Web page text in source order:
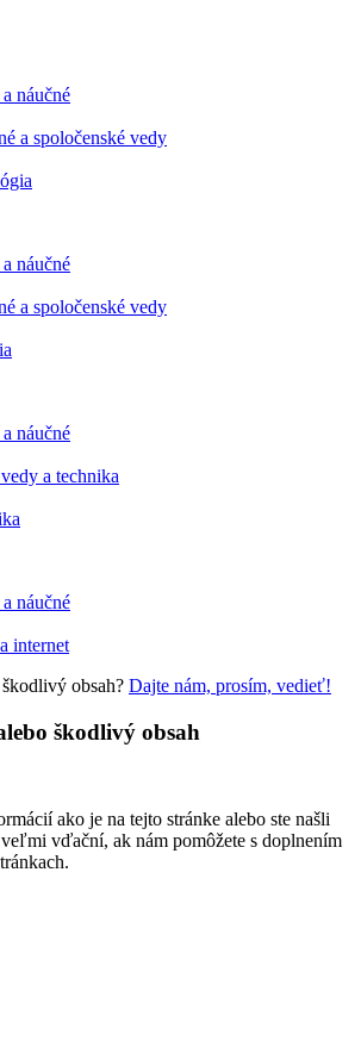
náučné
a spoločenské vedy
náučné
a spoločenské vedy
náučné
a technika
náučné
internet
obsah? Dajte nám, prosím, vedieť!
škodlivý obsah
ako je na tejto stránke alebo ste našli
vďační, ak nám pomôžete s doplnením